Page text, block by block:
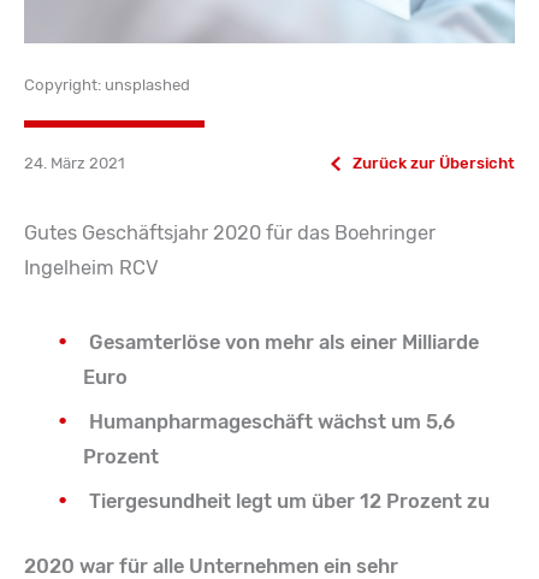
Copyright: unsplashed
24. März 2021 Zurück zur Übersicht
Gutes Geschäftsjahr 2020 für das Boehringer
Ingelheim RCV
Gesamterlöse von mehr als einer Milliarde
Euro
Humanpharmageschäft wächst um 5,6
Prozent
Tiergesundheit legt um über 12 Prozent zu
2020 war für alle Unternehmen ein sehr